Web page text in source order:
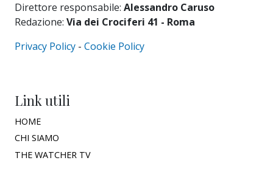
Direttore responsabile: Alessandro Caruso
Redazione: Via dei Crociferi 41 - Roma
Privacy Policy - Cookie Policy
Link utili
HOME
CHI SIAMO
THE WATCHER TV